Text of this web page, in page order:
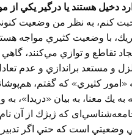
دخيل هستند يا درگير يكي از
کنم، به نظر من وضعيت
با وضعيت كثيري مواجه
تقاطع و توازي مي‌كنند،
و مستعد براندازي و عدم
«امور كثيري» كه گفتم،
به يك معنا، به بيان «دريدا»،
كه ژيژك از آن
است كه حتي اگر تدبير